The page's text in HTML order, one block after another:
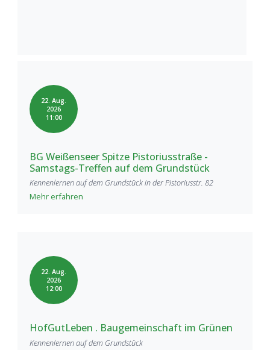
22. Aug.
2026
11:00
BG Weißenseer Spitze Pistoriusstraße -
Samstags-Treffen auf dem Grundstück
Kennenlernen auf dem Grundstück in der Pistoriusstr. 82
Mehr erfahren
22. Aug.
2026
12:00
HofGutLeben . Baugemeinschaft im Grünen
Kennenlernen auf dem Grundstück